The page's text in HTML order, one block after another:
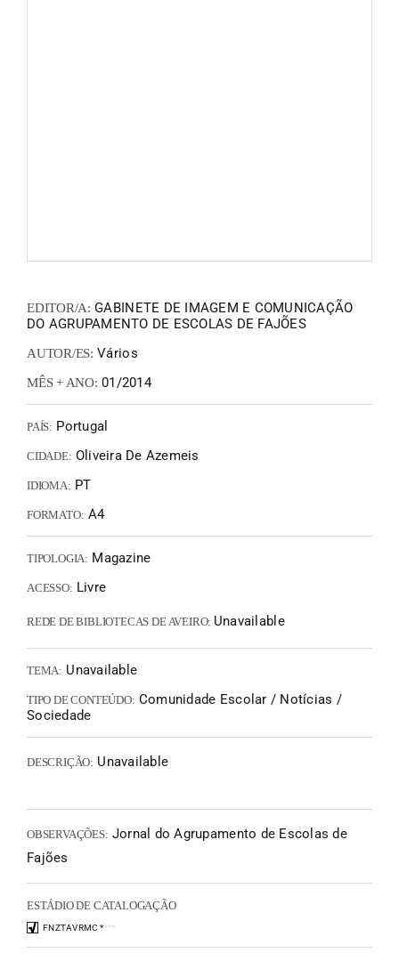
EDITOR/A: GABINETE DE IMAGEM E COMUNICAÇÃO
DO AGRUPAMENTO DE ESCOLAS DE FAJÕES
AUTOR/ES: Vários
MÊS + ANO: 01/2014
PAÍS: Portugal
CIDADE: Oliveira De Azemeis
IDIOMA: PT
FORMATO: A4
TIPOLOGIA: Magazine
ACESSO: Livre
REDE DE BIBLIOTECAS DE AVEIRO: Unavailable
TEMA: Unavailable
TIPO DE CONTEÚDO: Comunidade Escolar / Notícias /
Sociedade
DESCRIÇÃO: Unavailable
OBSERVAÇÕES: Jornal do Agrupamento de Escolas de
Fajões
ESTÁDIO DE CATALOGAÇÃO
FNZTAVRMC ****